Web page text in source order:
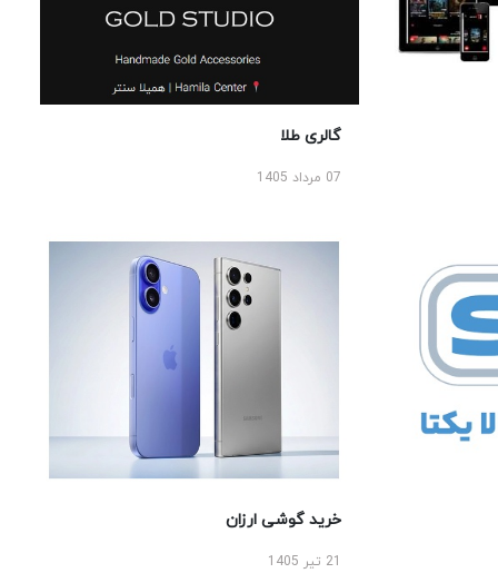
گالری طلا
07 مرداد 1405
خرید گوشی ارزان